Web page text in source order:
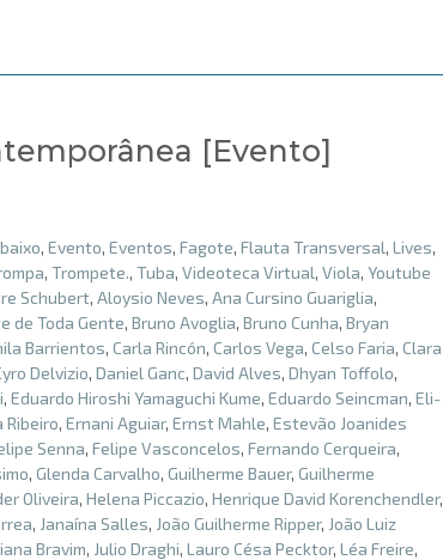
[Evento]
, Evento, Eventos, Fagote, Flauta Transversal, Lives,
, Trompete., Tuba, Videoteca Virtual, Viola, Youtube
Schubert, Aloysio Neves, Ana Cursino Guariglia,
de Toda Gente, Bruno Avoglia, Bruno Cunha, Bryan
Barrientos, Carla Rincón, Carlos Vega, Celso Faria, Clara
Delvizio, Daniel Ganc, David Alves, Dhyan Toffolo,
, Eduardo Hiroshi Yamaguchi Kume, Eduardo Seincman, Eli-
Ribeiro, Ernani Aguiar, Ernst Mahle, Estevão Joanides
Senna, Felipe Vasconcelos, Fernando Cerqueira,
, Glenda Carvalho, Guilherme Bauer, Guilherme
Oliveira, Helena Piccazio, Henrique David Korenchendler,
, Janaína Salles, João Guilherme Ripper, João Luiz
Bravim, Julio Draghi, Lauro Césa Pecktor, Léa Freire,